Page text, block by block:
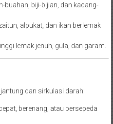
buahan, biji-bijian, dan kacang-
alpukat, dan ikan berlemak
lemak jenuh, gula, dan garam.
dan sirkulasi darah:
berenang, atau bersepeda